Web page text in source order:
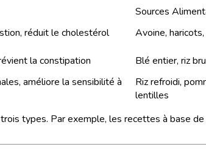
Sources
réduit le cholestérol Avoine,
la constipation Blé entier, riz
améliore la sensibilité à
Riz refroidi,
lentilles
types. Par exemple, les recettes à base